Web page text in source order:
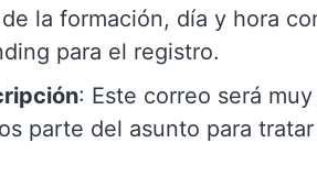
la formación, día y hora
para el registro.
: Este correo será
parte del asunto para